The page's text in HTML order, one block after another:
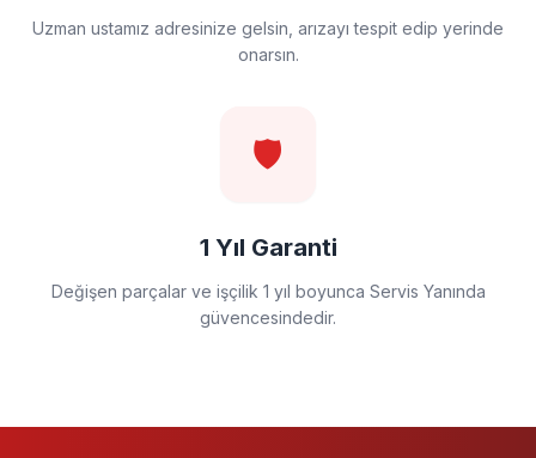
Uzman ustamız adresinize gelsin, arızayı tespit edip yerinde
onarsın.
🛡️
1 Yıl Garanti
Değişen parçalar ve işçilik 1 yıl boyunca Servis Yanında
güvencesindedir.